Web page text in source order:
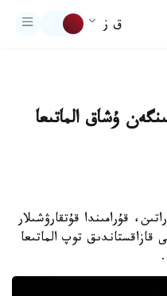
ق ز
ۇشاق الماتىعا
- 38 ادامنان قۇراتىن، قۇرامىندا قۇتقارۋشىلار
قازاقستاندىق توپ الماتىعا